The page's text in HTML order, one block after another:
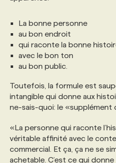
La bonne personne
au bon endroit
qui raconte la bonne
avec le bon ton
au bon public.
Toutefois, la formule est
intangible qui donne aux
ne-sais-quoi: le «supplément
«La personne qui raconte
véritable affinité avec le
commercial. Et ça, ça ne se
achetable. C’est ce qui donne